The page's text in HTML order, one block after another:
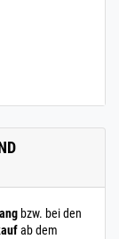
bzw. bei den
ab dem